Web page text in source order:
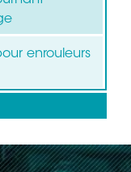
enrouleurs